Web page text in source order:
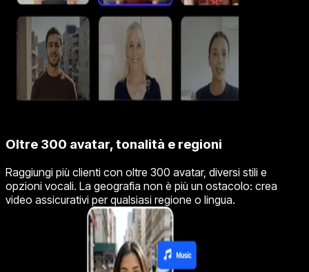
Oltre 300 avatar, tonalità e regioni
Raggiungi più clienti con oltre 300 avatar, diversi stili e
opzioni vocali. La geografia non è più un ostacolo: crea
video assicurativi per qualsiasi regione o lingua.